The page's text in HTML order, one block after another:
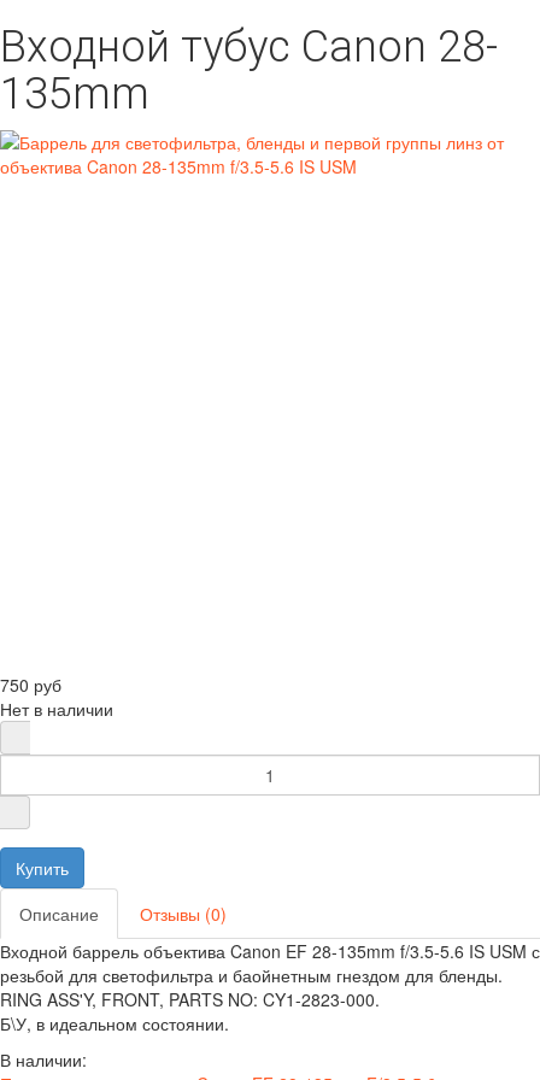
Входной тубус Canon 28-
135mm
750 руб
Нет в наличии
Описание
Отзывы (0)
Входной баррель объектива Canon EF 28-135mm f/3.5-5.6 IS USM с
резьбой для светофильтра и баойнетным гнездом для бленды.
RING ASS'Y, FRONT, PARTS NO: CY1-2823-000.
Б\У, в идеальном состоянии.
В наличии: